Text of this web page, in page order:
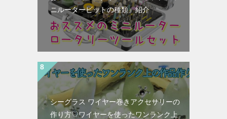
ニルータービットの種類』紹介
シーグラス ワイヤー巻きアクセサリーの
作り方♡ワイヤーを使ったワンランク上